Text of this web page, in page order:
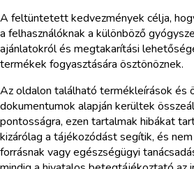
A feltüntetett kedvezmények célja,
a felhasználóknak a különböző
ajánlatokról és megtakarítási
termékek fogyasztására ösztönöznek.
Az oldalon található termékleírások és
dokumentumok alapján kerültek
pontosságra, ezen tartalmak hibákat
kizárólag a tájékozódást segítik, és
forrásnak vagy egészségügyi